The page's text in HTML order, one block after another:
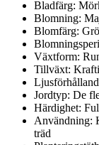
Bladfärg:
Blomning:
Blomfärg:
Växtform:
Tillväxt:
Jordtyp: De
Härdighet:
Användning:
träd